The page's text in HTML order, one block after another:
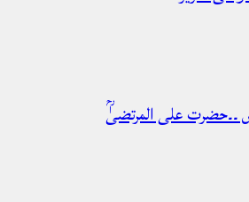
۔۔حضرت علی المرتضیٰؒ